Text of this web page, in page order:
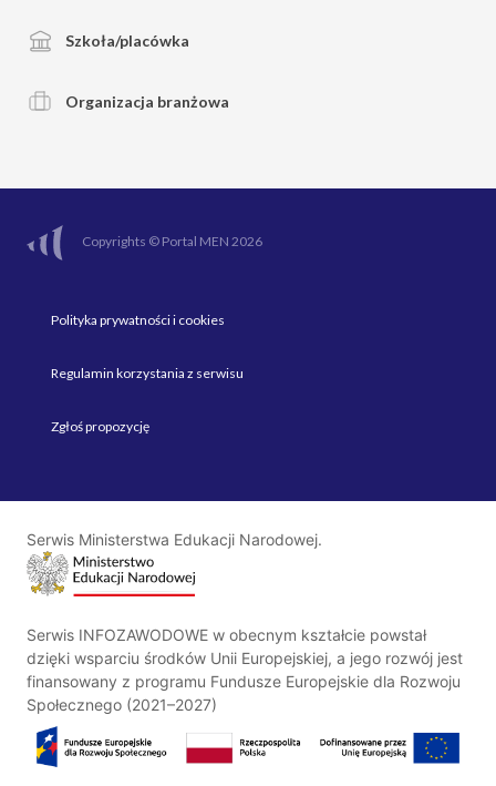
Szkoła/placówka
Organizacja branżowa
Copyrights © Portal MEN 2026
Polityka prywatności i cookies
Regulamin korzystania z serwisu
Zgłoś propozycję
Serwis Ministerstwa Edukacji Narodowej.
Serwis INFOZAWODOWE w obecnym kształcie powstał
dzięki wsparciu środków Unii Europejskiej, a jego rozwój jest
finansowany z programu Fundusze Europejskie dla Rozwoju
Społecznego (2021–2027)